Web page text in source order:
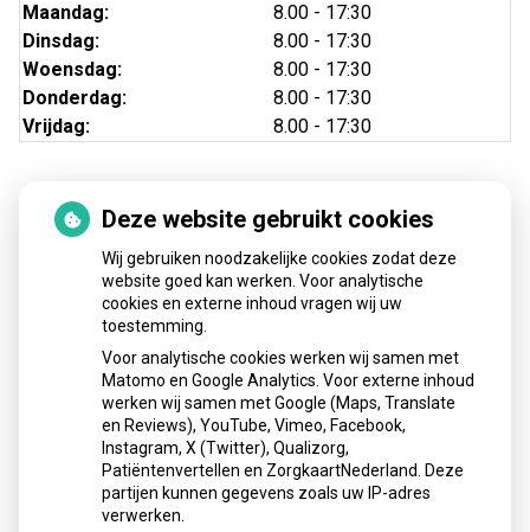
Maandag:
8.00 - 17:30
Dinsdag:
8.00 - 17:30
Woensdag:
8.00 - 17:30
Donderdag:
8.00 - 17:30
Vrijdag:
8.00 - 17:30
Nieuws
Sinds huisartsen afslankmedicijnen mogen voorschrijven,
neemt gebruik toe
Schurft sinds corona geen vergeten ziekte meer: aantal
uitbraken fors gestegen
Stoppen met afslankmedicijnen betekent zonder
leefstijlaanpassingen weer gewichtstoename
Kookadvies drinkwater in provincie Utrecht vanwege
besmetting
Terugroepactie babyvoeding Nestlé: bacterie kan baby’s
Deze website gebruikt cookies
Wij gebruiken noodzakelijke cookies zodat deze
website goed kan werken. Voor analytische
cookies en externe inhoud vragen wij uw
toestemming.
Voor analytische cookies werken wij samen met
Matomo en Google Analytics. Voor externe inhoud
werken wij samen met Google (Maps, Translate
en Reviews), YouTube, Vimeo, Facebook,
Instagram, X (Twitter), Qualizorg,
Patiëntenvertellen en ZorgkaartNederland. Deze
partijen kunnen gegevens zoals uw IP-adres
verwerken.